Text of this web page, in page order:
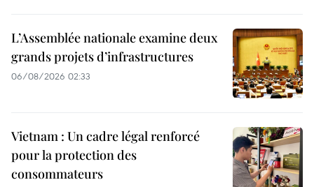
L’Assemblée nationale examine deux
grands projets d’infrastructures
06/08/2026 02:33
Vietnam : Un cadre légal renforcé
pour la protection des
consommateurs